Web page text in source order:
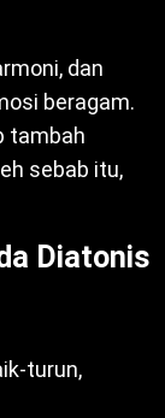
dan
beragam.
tambah
sebab itu,
Diatonis
turun,